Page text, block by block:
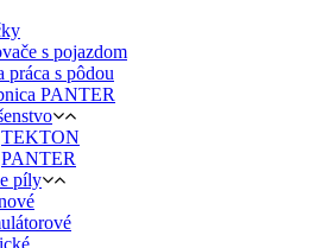
s pojazdom
práca s pôdou
PANTER
TEKTON
PANTER
píly